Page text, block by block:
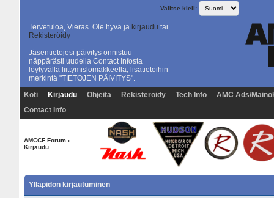
Valitse kieli:
Tervetuloa, Vieras. Ole hyvä ja kirjaudu tai
Rekisteröidy
Jäsentietojesi päivitys onnistuu
näppärästi uudella Contact Infosta
löytyvällä liittymislomakkeella, lisätietoihin
merkintä "TIETOJEN PÄIVITYS".
Koti
Kirjaudu Ohjeita Rekisteröidy Tech Info
AMC Ads/
Contact Info
AMCCF Forum›
Kirjaudu
Ylläpidon kirjautuminen